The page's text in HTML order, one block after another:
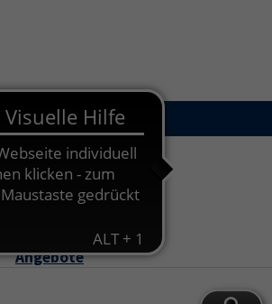
Submenu for "Kursleitungen"
Newsletter Kontakt
Angebote